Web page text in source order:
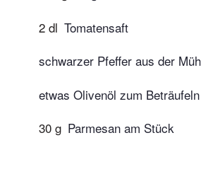
2 dl Tomatensaft
schwarzer Pfeffer aus der
etwas Olivenöl zum Beträufeln
30 g Parmesan am Stück